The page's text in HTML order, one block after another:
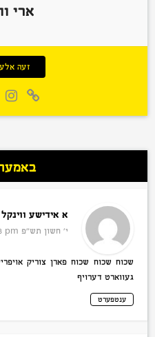
ארי
זעה
א אידישע
י׳ חשון תש״פ
שכוח שכוח שכוח פארן צוריק
געווארט דערויף
ענטפערט